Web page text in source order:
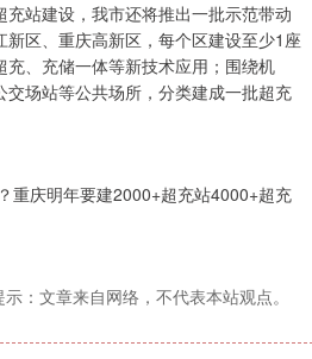
站建设，我市还将推出一批示范带动
区、重庆高新区，每个区建设至少1座
、充储一体等新技术应用；围绕机
场站等公共场所，分类建成一批超充
重庆明年要建2000+超充站4000+超充
：文章来自网络，不代表本站观点。